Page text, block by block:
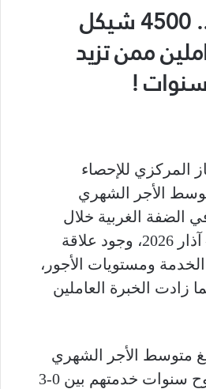
في فلسطين .. 4500 شيكل
ممن تزيد
المركزي للإحصاء
الأجر الشهري
الضفة الغربية خلال
الفترة كانون ثاني – آذار 2026، وجود علاقة
ومستويات الأجور،
زادت الخبرة العاملين
متوسط الأجر الشهري
للعاملين الذين تتراوح سنوات خدمتهم بين 0-3